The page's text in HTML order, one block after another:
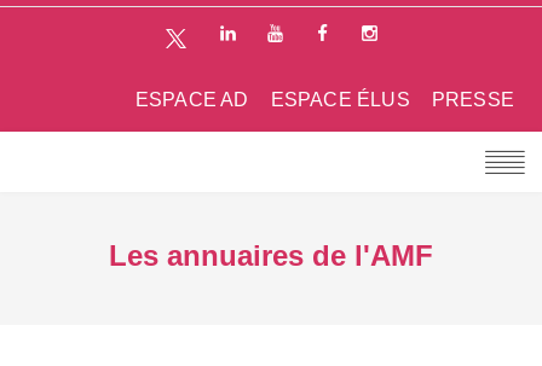
PRESSE
ESPACE ÉLUS
ESPACE AD
Les annuaires de l'AMF